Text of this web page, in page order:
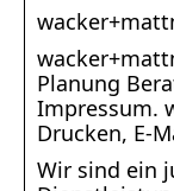
Planung
Impressum.
Drucken, E-
Wir sind ein